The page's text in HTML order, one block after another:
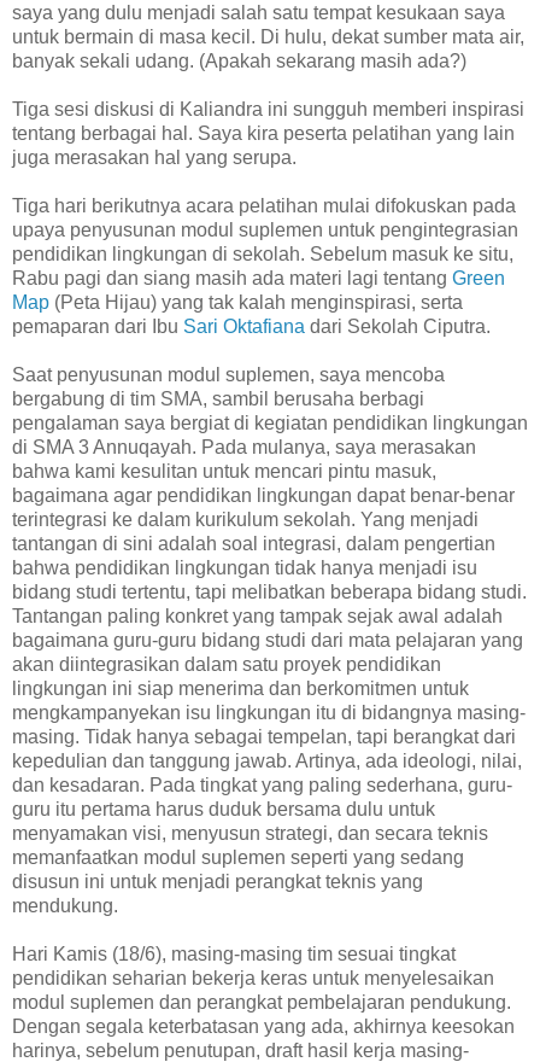
saya yang dulu menjadi salah satu tempat kesukaan saya
untuk bermain di masa kecil. Di hulu, dekat sumber mata air,
banyak sekali udang. (Apakah sekarang masih ada?)
Tiga sesi diskusi di Kaliandra ini sungguh memberi inspirasi
tentang berbagai hal. Saya kira peserta pelatihan yang lain
juga merasakan hal yang serupa.
Tiga hari berikutnya acara pelatihan mulai difokuskan pada
upaya penyusunan modul suplemen untuk pengintegrasian
pendidikan lingkungan di sekolah. Sebelum masuk ke situ,
Rabu pagi dan siang masih ada materi lagi tentang Green
Map (Peta Hijau) yang tak kalah menginspirasi, serta
pemaparan dari Ibu Sari Oktafiana dari Sekolah Ciputra.
Saat penyusunan modul suplemen, saya mencoba
bergabung di tim SMA, sambil berusaha berbagi
pengalaman saya bergiat di kegiatan pendidikan lingkungan
di SMA 3 Annuqayah. Pada mulanya, saya merasakan
bahwa kami kesulitan untuk mencari pintu masuk,
bagaimana agar pendidikan lingkungan dapat benar-benar
terintegrasi ke dalam kurikulum sekolah. Yang menjadi
tantangan di sini adalah soal integrasi, dalam pengertian
bahwa pendidikan lingkungan tidak hanya menjadi isu
bidang studi tertentu, tapi melibatkan beberapa bidang studi.
Tantangan paling konkret yang tampak sejak awal adalah
bagaimana guru-guru bidang studi dari mata pelajaran yang
akan diintegrasikan dalam satu proyek pendidikan
lingkungan ini siap menerima dan berkomitmen untuk
mengkampanyekan isu lingkungan itu di bidangnya masing-
masing. Tidak hanya sebagai tempelan, tapi berangkat dari
kepedulian dan tanggung jawab. Artinya, ada ideologi, nilai,
dan kesadaran. Pada tingkat yang paling sederhana, guru-
guru itu pertama harus duduk bersama dulu untuk
menyamakan visi, menyusun strategi, dan secara teknis
memanfaatkan modul suplemen seperti yang sedang
disusun ini untuk menjadi perangkat teknis yang
mendukung.
Hari Kamis (18/6), masing-masing tim sesuai tingkat
pendidikan seharian bekerja keras untuk menyelesaikan
modul suplemen dan perangkat pembelajaran pendukung.
Dengan segala keterbatasan yang ada, akhirnya keesokan
harinya, sebelum penutupan, draft hasil kerja masing-